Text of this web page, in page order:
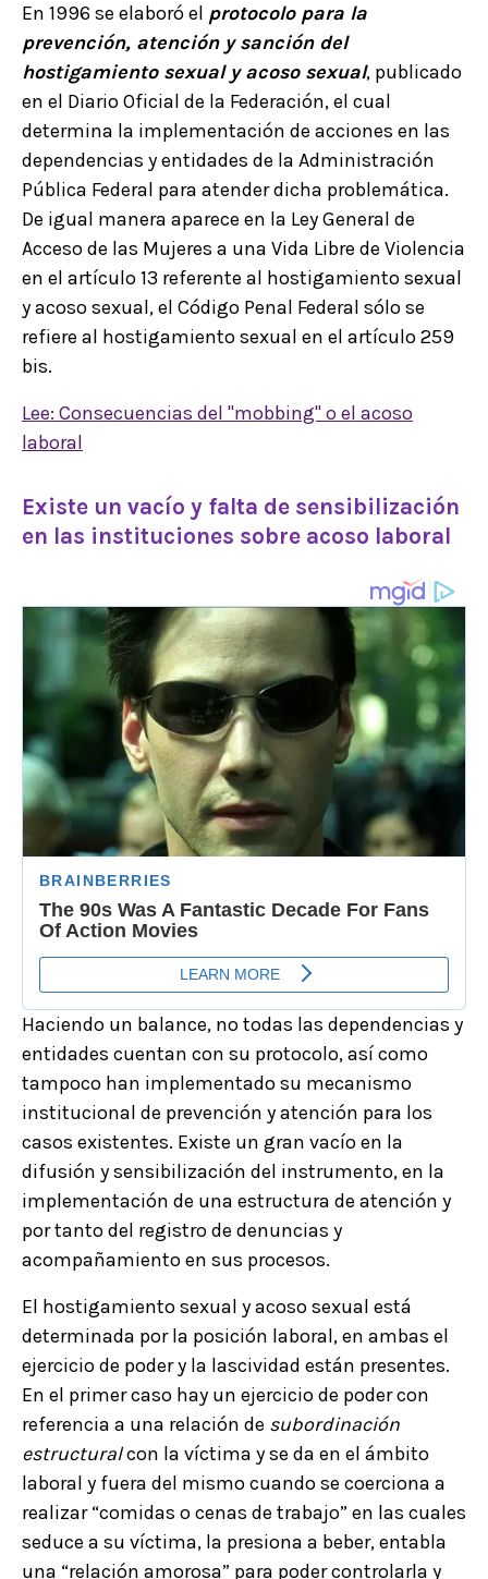
En 1996 se elaboró el protocolo para la
prevención, atención y sanción del
hostigamiento sexual y acoso sexual, publicado
en el Diario Oficial de la Federación, el cual
determina la implementación de acciones en las
dependencias y entidades de la Administración
Pública Federal para atender dicha problemática.
De igual manera aparece en la Ley General de
Acceso de las Mujeres a una Vida Libre de Violencia
en el artículo 13 referente al hostigamiento sexual
y acoso sexual, el Código Penal Federal sólo se
refiere al hostigamiento sexual en el artículo 259
bis.
Lee: Consecuencias del "mobbing" o el acoso
laboral
Existe un vacío y falta de sensibilización
en las instituciones sobre acoso laboral
Haciendo un balance, no todas las dependencias y
entidades cuentan con su protocolo, así como
tampoco han implementado su mecanismo
institucional de prevención y atención para los
casos existentes. Existe un gran vacío en la
difusión y sensibilización del instrumento, en la
implementación de una estructura de atención y
por tanto del registro de denuncias y
acompañamiento en sus procesos.
El hostigamiento sexual y acoso sexual está
determinada por la posición laboral, en ambas el
ejercicio de poder y la lascividad están presentes.
En el primer caso hay un ejercicio de poder con
referencia a una relación de subordinación
estructuralcon la víctima y se da en el ámbito
laboral y fuera del mismo cuando se coerciona a
realizar “comidas o cenas de trabajo” en las cuales
seduce a su víctima, la presiona a beber, entabla
una “relación amorosa” para poder controlarla y